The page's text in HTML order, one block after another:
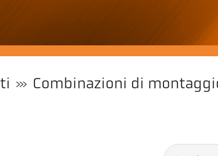
Combinazioni di